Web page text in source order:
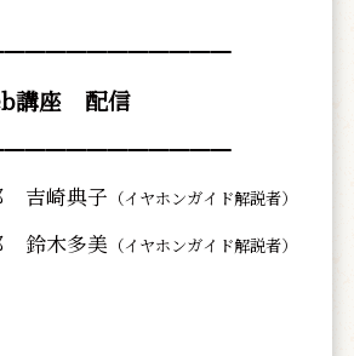
講座 配信
吉崎典子 （イヤホンガイド解説者）
多美 （イヤホンガイド解説者）